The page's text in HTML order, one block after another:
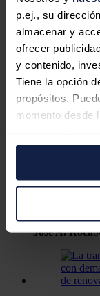
p.ej., su
almacenar y
ofrecer
y contenido,
Tiene la opción
propósitos.
momento desde
Si lo permite,
Recopilar
puede
Obtenga más
personales y
Puede cambiar
La
José A. Roca